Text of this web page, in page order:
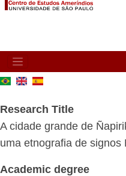
MAIN
NAVIGATION
Research Title
A cidade grande de
uma etnografia de signos
Academic degree